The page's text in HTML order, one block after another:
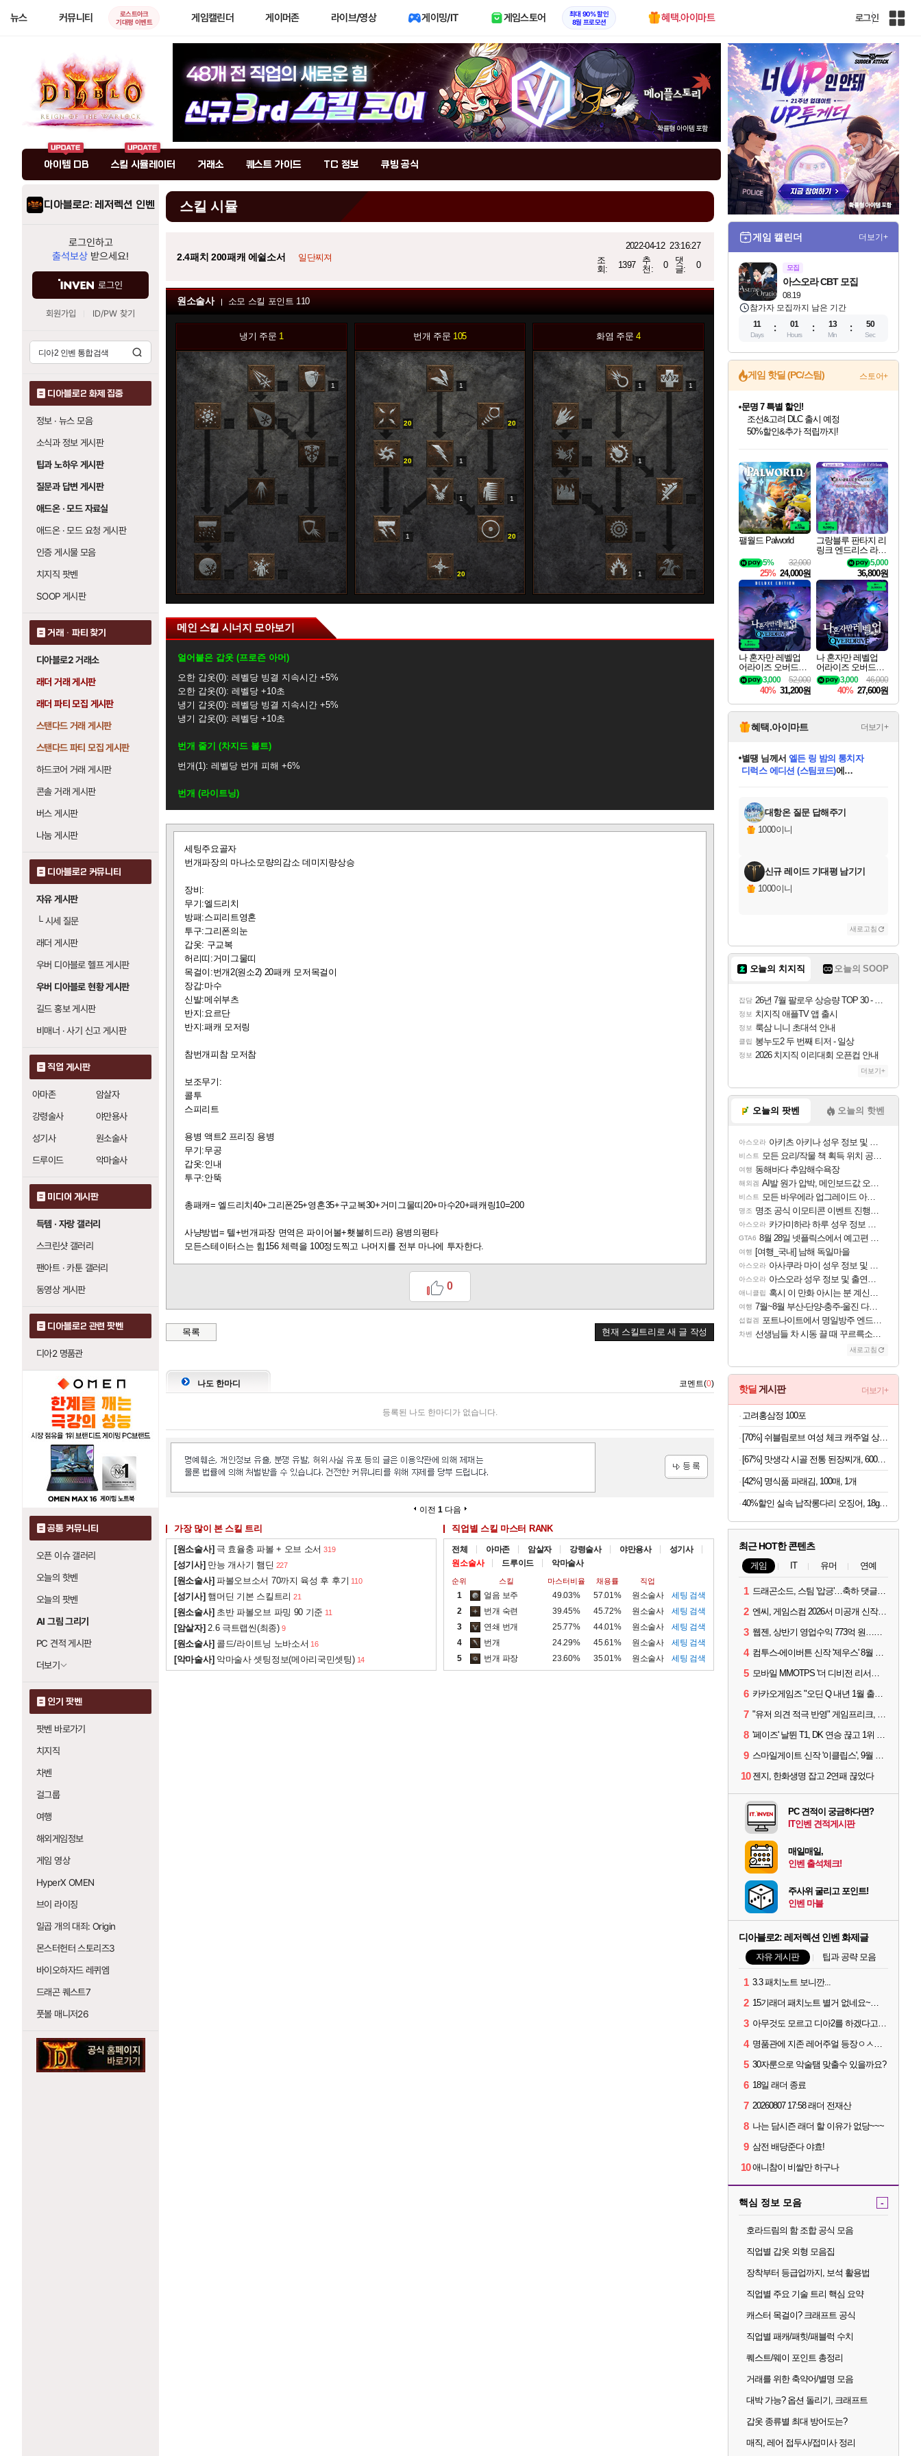
뉴스 커뮤니티
로스트아크
기대평 이벤트
게임캘린더 게이머존 라이브/영상 게이밍/IT 게임스토어
최대 90% 할인
8월 프로모션
혜택.아이마트 로그인
인
전
사
이
트
아이템 DB 스킬 시뮬레이터 거래소 퀘스트 가이드 TC 정보 큐빙 공식
디아블로2: 레저렉션 인벤
로그인하고
출석보상 받으세요!
로그인
회원가입 ID/PW 찾기
디아블로2 화제 집중
정보 · 뉴스 모음
소식과 정보 게시판
팁과 노하우 게시판
질문과 답변 게시판
애드온 · 모드 자료실
애드온 · 모드 요청 게시판
인증 게시물 모음
치지직 팟벤
SOOP 게시판
거래 · 파티 찾기
디아블로2 거래소
래더 거래 게시판
래더 파티 모집 게시판
스탠다드 거래 게시판
스탠다드 파티 모집 게시판
하드코어 거래 게시판
콘솔 거래 게시판
버스 게시판
나눔 게시판
디아블로2 커뮤니티
자유 게시판
└시세 질문
래더 게시판
우버 디아블로 헬프 게시판
우버 디아블로 현황 게시판
길드 홍보 게시판
비매너 · 사기 신고 게시판
직업 게시판
아마존
암살자
강령술사
야만용사
성기사
원소술사
드루이드
악마술사
미디어 게시판
득템 · 자랑 갤러리
스크린샷 갤러리
팬아트 · 카툰 갤러리
동영상 게시판
디아블로2 관련 팟벤
디아2 명품관
공통 커뮤니티
오픈 이슈 갤러리
오늘의 핫벤
오늘의 팟벤
AI 그림 그리기
PC 견적 게시판
더보기
인기 팟벤
팟벤 바로가기
치지직
차벤
걸그룹
여행
해외게임정보
게임 영상
HyperX OMEN
브이 라이징
일곱 개의 대죄: Origin
몬스터헌터 스토리즈3
바이오하자드 레퀴엠
드래곤 퀘스트7
풋볼 매니저26
스킬 시뮬
2.4패치 200패캐 에쉴소서 일단찌져
2022-04-12 23:16:27
조
회:
1397
추
천:
0
댓
글:
0
원소술사 소모 스킬 포인트 110
냉기 주문 1
0 1
0
번개 주문 105
1
20 20
20 1
1 1
1 20
20
화염 주문4
1 1
1
1
메인 스킬 시너지 모아보기
얼어붙은 갑옷 (프로즌 아머)
오한 갑옷 0 : 레벨당 빙결 지속시간 +5%
오한 갑옷 0 : 레벨당 +10초
냉기 갑옷 0 : 레벨당 빙결 지속시간 +5%
냉기 갑옷 0 : 레벨당 +10초
번개 줄기 (차지드 볼트)
번개 1 : 레벨당 번개 피해 +6%
번개 (라이트닝)
번개 줄기 1 : 레벨당 번개 피해 +8%
번개 파장 20 : 레벨당 번개 피해 +8%
연쇄 번개 (체인 라이트닝)
번개 줄기
번개 파장 20 : 레벨당 번개 피해 +4%
번개 1 : 레벨당 번개 피해 +4%
마력 보호막 (에너지 쉴드)
염력 20
화염탄 (파이어 볼트)
화염구 1 : 레벨당 화염 피해 +16%
운석 낙하 0 : 레벨당 화염 피해 +16%
화염구 (파이어 볼)
운석 낙하 0
세팅주요골자
번개파장의 마나소모량의감소 데미지량상승
장비:
무기:엘드리치
방패:스피리트영혼
투구:그리폰의눈
갑옷: 구교복
허리띠:거미그물띠
목걸이:번개2(원소2) 20패캐 모저목걸이
장갑:마수
신발:메쉬부츠
반지:요르단
반지:패캐 모저링
참번개피참 모저참
보조무기:
콜투
스피리트
용병 액트2 프리징 용병
무기:무공
갑옷:인내
투구:안뚝
총패캐= 엘드리치40+그리폰25+영혼35+구교복30+거미그물띠20+마수20+패캐링10=200
사냥방법= 텔+번개파장 면역은 파이어볼+횃불히드라) 용병의평타
모든스테이터스는 힘156 체력을 100정도찍고 나머지를 전부 마나에 투자한다.
0
목록 현재 스킬트리로 새 글 작성
나도 한마디 코멘트(0)
등록된 나도 한마디가 없습니다.
이전 1 다음
가장 많이 본 스킬 트리
[원소술사] 극 효율충 파볼 + 오브 소서 319
[성기사] 만능 개사기 햄딘 227
[원소술사] 파볼오브소서 70까지 육성 후 후기 110
[성기사] 햄머딘 기본 스킬트리 21
[원소술사] 초반 파볼오브 파밍 90 기준 11
[암살자] 2.6 극트랩씬(최종) 9
[원소술사] 콜드/라이트닝 노바소서 16
[악마술사] 악마술사 셋팅정보(메아리국민셋팅) 14
직업별 스킬 마스터 RANK
전체 아마존 암살자 강령술사 야만용사
성기사
원소술사
드루이드 악마술사
순위 스킬 마스터비율 채용률 직업
1 얼음 보주 49.03% 57.01% 원소술사 세팅 검색
2
번개 숙련 39.45% 45.72% 원소술사 세팅 검색
3
연쇄 번개 25.77% 44.01% 원소술사 세팅 검색
4
번개 24.29% 45.61% 원소술사 세팅 검색
5
번개 파장 23.60% 35.01% 원소술사 세팅 검색
게임 캘린더 더보기+
모집
08.19
아스오라 CBT 모집
참가자 모집까지 남은 기간
11
Days
01
Hours
13
Min
49
Sec
게임 핫딜 (PC/스팀) 스토어+
최대 90% 할인가를 만나보세요!
네이버혜택과 함께 만나보세요!
문명 7 특별 할인!
조선&고려 DLC 출시 예정
50%할인&추가 적립까지!
네이버 포인트 혜택까지!
이니&베니 혜택까지!
네이버 혜택가와 함께 예약하세요!
할인&네이버혜택으로 만나보세요!
네이버페이 혜택과 만나보세요!
40주년 프로모션으로 만나보세요!
할인가에 만나보세요!
일부 에디션 상시 할인!
혜택으로 예약 판매 중
편안하게 충전하세요
팰월드 Palworld
32,000
5%
25% 24,000원
그랑블루 판타지 리
링크 엔드리스 라그
나로크 업그레이드
킷 Granblue Fantasy
Relink Endless Ragn
arok Upgrade Kit DL
C
5,000
36,800원
나 혼자만 레벨업
어라이즈 오버드라
이브 디럭스 에디션
Solo Leveling Arise
Overdrive Deluxe Edi
tion
52,000
3,000
40% 31,200원
나 혼자만 레벨업
어라이즈 오버드라
이브 Solo Leveling A
rise
46,000
3,000
40% 27,600원
혜택.아이마트 더보기+
교환.
별땡 님께서 엘든 링 밤의 통치자
디럭스 에디션 (스팀코드)에
당첨되셨습니다.
당첨되셨습니다.
당첨되셨습니다.
당첨되셨습니다.
당첨되셨습니다.
당첨되셨습니다.
에디션 (스팀코드)를 교환.
당첨되셨습니다.
대항온 질문 답해주기
1000이니
신규 레이드 기대평 남기기
1000이니
새로고침
오늘의 치지직 오늘의 SOOP
잡담 26년 7월 팔로우 상승량 TOP 30 - 월간 치지직
정보 치지직 애플TV 앱 출시
정보 룩삼 니니 초대석 안내
클립 봉누도2 두 번째 티저 - 일상
정보 2026 치지직 이리대회 오픈컵 안내
더보기+
오늘의 팟벤 오늘의 핫벤
아스오라 아키츠 아키나 성우 정보 및 주요 필모
비스트 모든 요리/작물 책 획득 위치 공략 (36개) - 미식가 도전과제
여행 동해바다 추암해수욕장
해외겜 AI발 원가 압박, 메인보드값 오르나
비스트 모든 바우에라 업그레이드 아이템 획득 위치 공략 (89개)
명조 명조 공식 이모티콘 이벤트 진행해봤습니다! 참여부터 추첨까지????
아스오라 카가미하라 하루 성우 정보 및 주요 필모
GTA6 8월 28일 넷플릭스에서 예고편 공개 예정
여행 [여행_국내] 남해 독일마을
아스오라 아사쿠라 마이 성우 정보 및 주요 필모
아스오라 아스오라 성우 정보 및 출연작 모음
애니클립 혹시 이 만화 아시는 분 계신가요
여행 7월~8월 부산-단양-충주-울진 다녀왔어요~
섭컬겜 포트나이트에서 명일방주 엔드필드 [펠리카] 판매 예정
차벤 선생님들 차 시동 끌 때 꾸르륵소리나는데
새로고침
핫딜 게시판 더보기+
고려홍삼정 100포
[70%] 쉬블림로브 여성 체크 캐주얼 상하의 세트 안드리 GW1780, FREE, 1세트
[67%] 맛생각 시골 전통 된장찌개, 600g, 5개
[42%] 명식품 파래김, 100매, 1개
40%할인 실속 납작롱다리 오징어, 18g, 10개
최근 HOT한 콘텐츠
게임 IT 유머 연예
1 드래곤소드, 스팀 '압긍'…축하 댓글 달고 게임 코드 받자!
2 엔씨, 게임스컴 2026서 미공개 신작 최초 공개
3 웹젠, 상반기 영업수익 773억 원…순이익 89% 증가
4 컴투스-에이버튼 신작 '제우스' 8월 26일 출시…"모두를 위한 경쟁"
5 모바일 MMOTPS '더 디비전 리서전스', 6일 스팀에도 출시
6 카카오게임즈 "오딘 Q 내년 1월 출시, 연기는 없다"
7 "유저 의견 적극 반영" 게임프리크, 비스트 오브 리인카네이션 개선 나선다
8 '페이즈' 날뛴 T1, DK 연승 끊고 1위 지켜
9 스마일게이트 신작 '이클립스', 9월 10일 정식 출시
10 젠지, 한화생명 잡고 2연패 끊었다
PC 견적이 궁금하다면?
IT인벤 견적게시판
매일매일,
인벤 출석체크!
주사위 굴리고 포인트!
인벤 마블
디아블로2: 레저렉션 인벤 화제글
자유 게시판 팁과 공략 모음
1 3.3 패치노트 보니깐...
2 15기래더 패치노트 별거 없네요~없데이트수준?
3 아무것도 모르고 디아2를 하겠다고요???
4 명품관에 지존 레어주얼 등장ㅇㅅㅇ...
5 30자룬으로 악술탬 맞출수 있을까요?
6 18일 래더 종료
7 20260807 17:58 래더 전재산
8 나는 담시즌 래더 할 이유가 없당~~~
9 삼전 배당준다 야효!
10 애니참이 비쌀만 하구나
핵심 정보 모음 -
호라드림의 함 조합 공식 모음
직업별 갑옷 외형 모음집
장착부터 등급업까지, 보석 활용법
직업별 주요 기술 트리 핵심 요약
캐스터 목걸이? 크래프트 공식
직업별 패캐/패힛/패블럭 수치
퀘스트/웨이 포인트 총정리
거래를 위한 축약어/별명 모음
대박 가능? 옵션 돌리기, 크래프트
갑옷 종류별 최대 방어도는?
매직, 레어 접두사/접미사 정리